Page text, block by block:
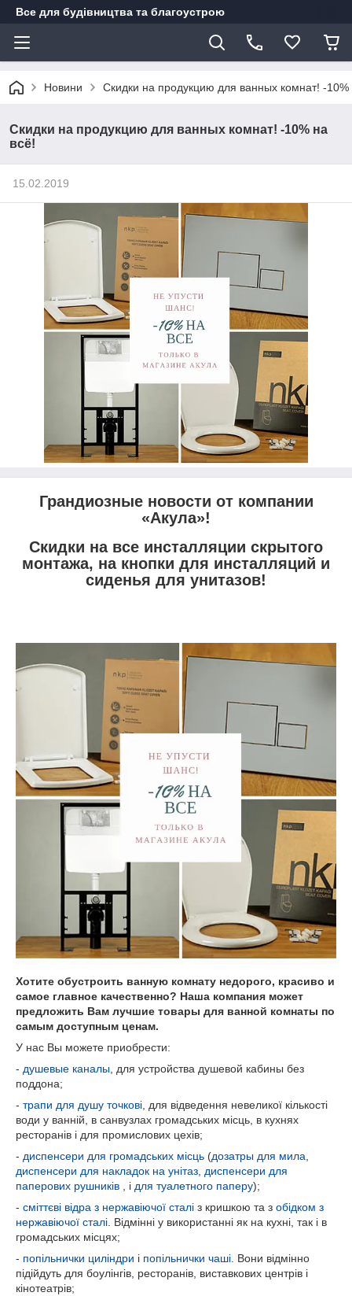
Все для будівництва та благоустрою
Новини Скидки на продукцию для ванных комнат! -10%
Скидки на продукцию для ванных комнат! -10% на
всё!
15.02.2019
Грандиозные новости от компании
«Акула»!
Скидки на все инсталляции скрытого
монтажа, на кнопки для инсталляций и
сиденья для унитазов!
Хотите обустроить ванную комнату недорого, красиво и
самое главное качественно? Наша компания может
предложить Вам лучшие товары для ванной комнаты по
самым доступным ценам.
У нас Вы можете приобрести:
- душевые каналы, для устройства душевой кабины без
поддона;
- трапи для душу точкові, для відведення невеликої кількості
води у ванній, в санвузлах громадських місць, в кухнях
ресторанів і для промислових цехів;
- диспенсери для громадських місць (дозатры для мила,
диспенсери для накладок на унітаз, диспенсери для
паперових рушників , і для туалетного паперу);
- сміттєві відра з нержавіючої сталі з кришкою та з обідком з
нержавіючої сталі. Відмінні у використанні як на кухні, так і в
громадських місцях;
- попільнички циліндри і попільнички чаші. Вони відмінно
підійдуть для боулінгів, ресторанів, виставкових центрів і
кінотеатрів;